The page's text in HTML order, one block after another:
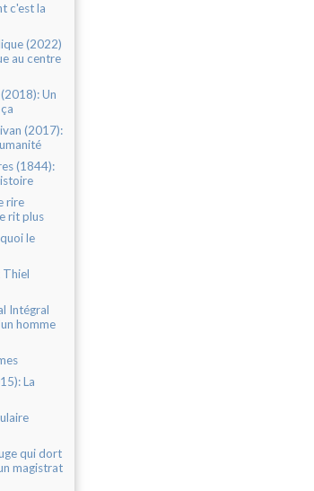
c'est la
(2022)
au centre
Un
(2017):
(1844):
rire
rit plus
le
Thiel
Intégral
homme
La
qui dort
magistrat